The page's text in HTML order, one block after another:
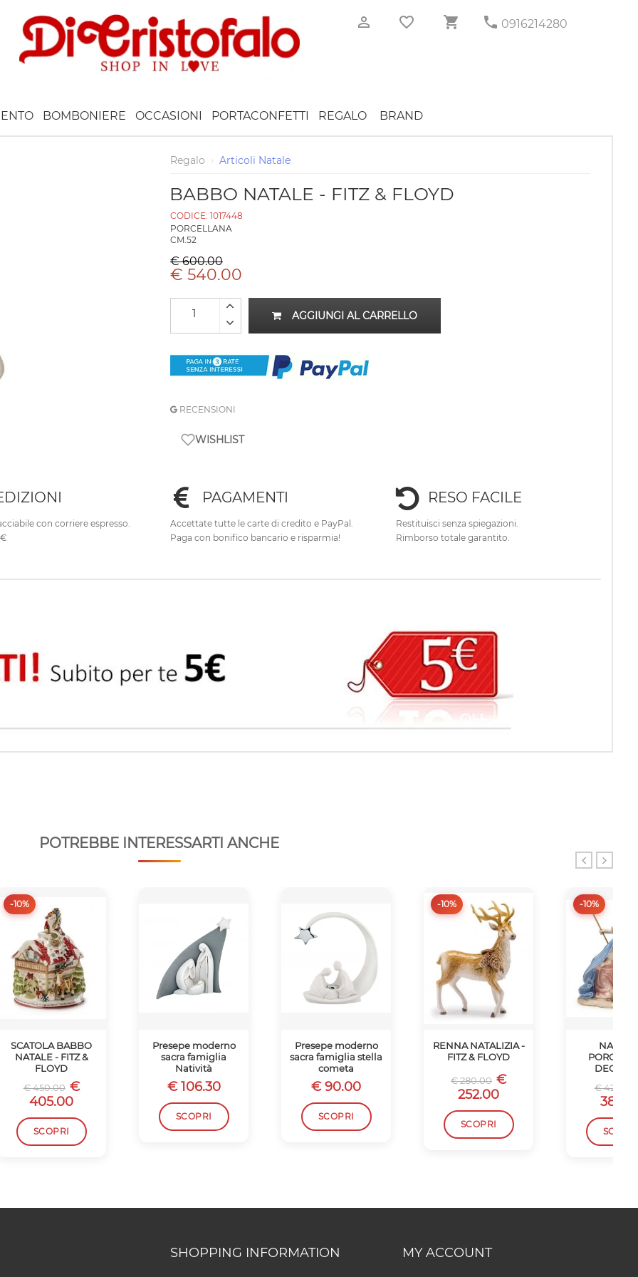
0916214280
BOMBONIERE OCCASIONI PORTACONFETTI REGALO BRAND
Regalo › Articoli Natale
BABBO NATALE - FITZ & FLOYD
CODICE: 1017448
PORCELLANA
CM.52
€ 600.00
€ 540.00
AGGIUNGI AL CARRELLO
RECENSIONI
WISHLIST
con corriere espresso.
PAGAMENTI
Accettate tutte le carte di credito e PayPal.
Paga con bonifico bancario e risparmia!
RESO FACILE
Restituisci senza spiegazioni.
Rimborso totale garantito.
POTREBBE INTERESSARTI ANCHE
-10%
SCATOLA BABBO
NATALE - FITZ &
FLOYD
€ 450.00 €
405.00
SCOPRI
Presepe moderno
sacra famiglia
Natività
€ 106.30
SCOPRI
Presepe moderno
sacra famiglia stella
cometa
€ 90.00
SCOPRI
-10%
RENNA NATALIZIA -
FITZ & FLOYD
€ 280.00 €
252.00
SCOPRI
-10%
€ 427.50
SHOPPING INFORMATION MY ACCOUNT